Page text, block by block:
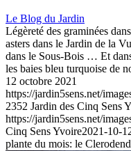
Le Blog du Jardin
Légèreté des graminées
asters dans le Jardin de la
dans le Sous-Bois … Et
les baies bleu turquoise de
12 octobre 2021
https://jardin5sens.net/
2352 Jardin des Cinq Sens
https://jardin5sens.net/
Cinq Sens Yvoire2021-10-
plante du mois: le